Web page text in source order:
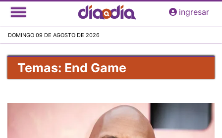
Pasar
al
principal
ingresar
DOMINGO 09 DE AGOSTO DE 2026
Temas: End Game